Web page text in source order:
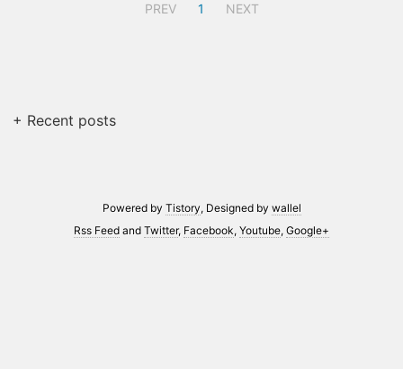
PREV 1 NEXT
+ Recent posts
Powered by Tistory, Designed by wallel
Rss Feed and Twitter, Facebook, Youtube, Google+